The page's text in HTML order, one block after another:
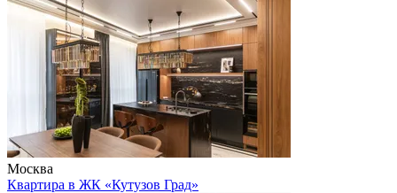
Москва
Квартира в ЖК «Кутузов Град»